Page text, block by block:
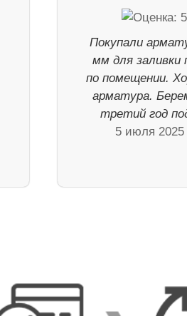
Покупали
мм для заливки
по помещении.
арматура.
третий год
5 июля 2025